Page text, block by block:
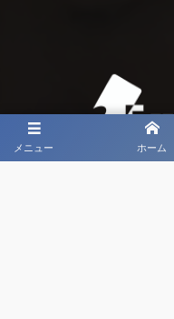
メニュー ホーム